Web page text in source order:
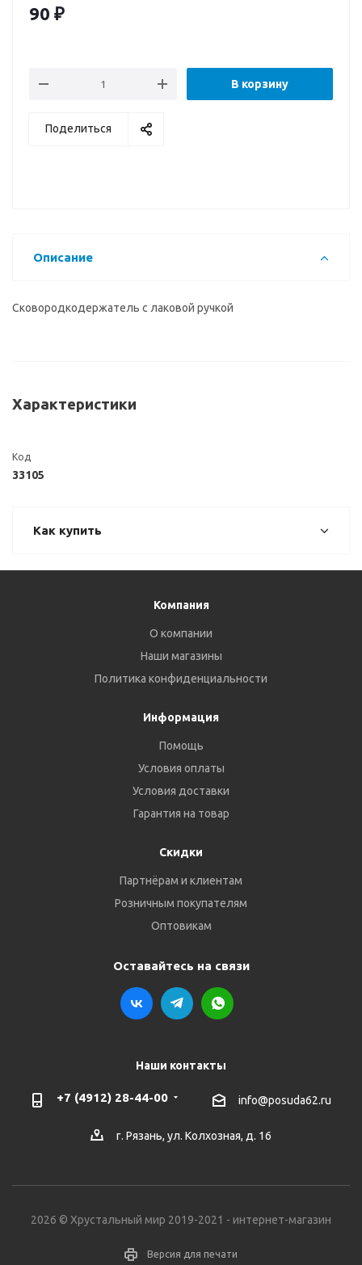
90 ₽
В корзину
Поделиться
Описание
Сковородкодержатель с лаковой ручкой
Характеристики
Код
33105
Как купить
Компания
О компании
Наши магазины
Политика конфиденциальности
Информация
Помощь
Условия оплаты
Условия доставки
Гарантия на товар
Скидки
Партнёрам и клиентам
Розничным покупателям
Оптовикам
Оставайтесь на связи
Наши контакты
+7 (4912) 28-44-00 info@posuda62.ru
г. Рязань, ул. Колхозная, д. 16
2026 © Хрустальный мир 2019-2021 - интернет-магазин
Версия для печати